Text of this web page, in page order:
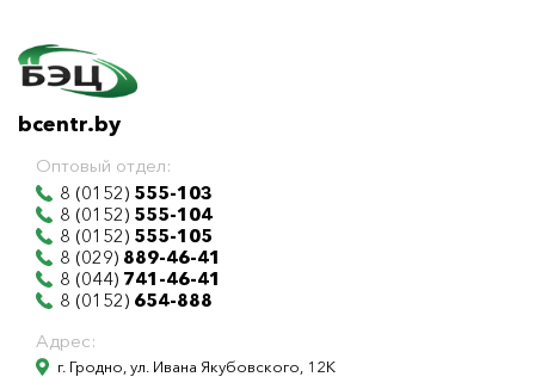
bcentr.by
Оптовый отдел:
8 (0152) 555-103
8 (0152) 555-104
8 (0152) 555-105
8 (029) 889-46-41
8 (044) 741-46-41
8 (0152) 654-888
Адрес:
г. Гродно, ул. Ивана Якубовского, 12К